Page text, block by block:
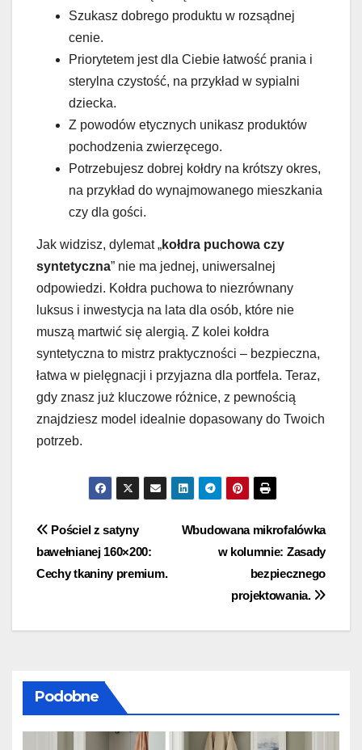
Szukasz dobrego produktu w rozsądnej
cenie.
Priorytetem jest dla Ciebie łatwość prania i
sterylna czystość, na przykład w sypialni
dziecka.
Z powodów etycznych unikasz produktów
pochodzenia zwierzęcego.
Potrzebujesz dobrej kołdry na krótszy okres,
na przykład do wynajmowanego mieszkania
czy dla gości.
Jak widzisz, dylemat „kołdra puchowa czy
syntetyczna” nie ma jednej, uniwersalnej
odpowiedzi. Kołdra puchowa to niezrównany
luksus i inwestycja na lata dla osób, które nie
muszą martwić się alergią. Z kolei kołdra
syntetyczna to mistrz praktyczności – bezpieczna,
łatwa w pielęgnacji i przyjazna dla portfela. Teraz,
gdy znasz już kluczowe różnice, z pewnością
znajdziesz model idealnie dopasowany do Twoich
potrzeb.
Nawigacja
wpisu
Wbudowana mikrofalówka
w kolumnie: Zasady
bezpiecznego
projektowania.
Pościel z satyny
bawełnianej 160×200:
Cechy tkaniny premium.
Podobne